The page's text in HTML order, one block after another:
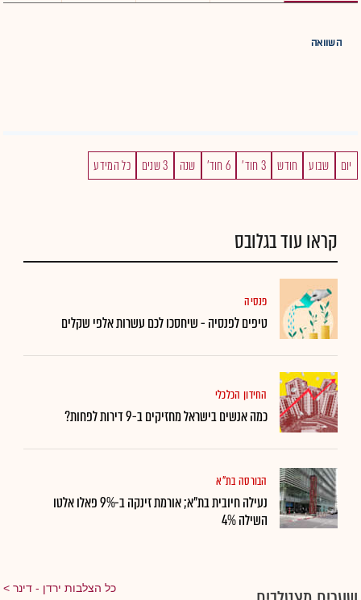
השוואה
יום שבוע חודש 3 חוד' 6 חוד' שנה 3 שנים כל המידע
קראו עוד בגלובס
פנסיה
טיפים לפנסיה - שיחסכו לכם עשרות אלפי שקלים
החידון הכלכלי
כמה אנשים בישראל מחזיקים ב-9 דירות לפחות?
הבורסה בת"א
נעילה חיובית בת"א; אורמת זינקה ב-9% פאלו אלטו
השילה 4%
כל הצלבות ירדן - דינר